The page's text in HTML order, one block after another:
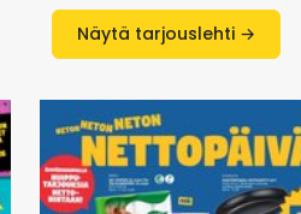
Näytä tarjouslehti →